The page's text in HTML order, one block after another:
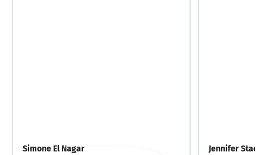
Simone El Nagar
Jennifer Stach